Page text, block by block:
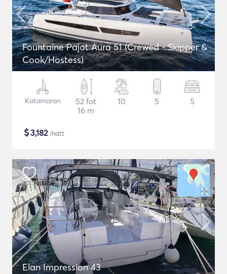
Fountaine Pajot Aura 51 (Crewed - Skipper &
Cook/Hostess)
Katamaran
52 fot
16 m
10 5 5
$3,182/natt
Elan Impression 43